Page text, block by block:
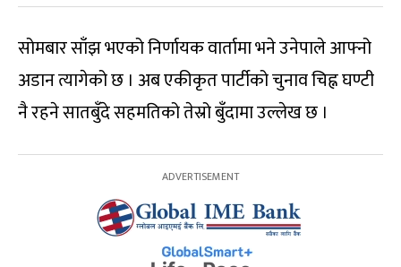
सोमबार साँझ भएको निर्णायक वार्तामा भने उनेपाले आफ्नो
अडान त्यागेको छ । अब एकीकृत पार्टीको चुनाव चिह्न घण्टी
नै रहने सातबुँदे सहमतिको तेस्रो बुँदामा उल्लेख छ ।